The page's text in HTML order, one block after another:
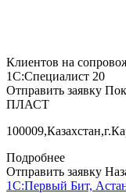
Клиентов на
1С:Специалист 20
Отправить заявку
ПЛАСТ
Подробнее
Отправить заявку
1С:Первый Бит,